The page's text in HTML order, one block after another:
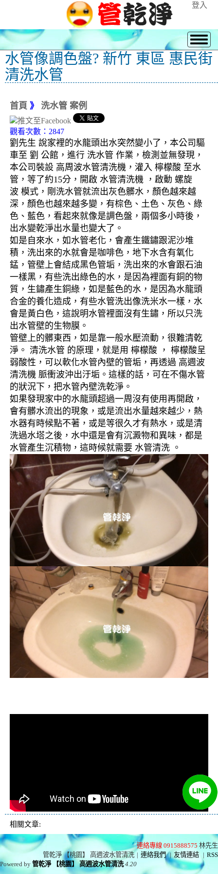
登入
水管像調色盤? 新竹 東區 惠民街
清洗水管
首頁 》 洗水管 案例
觀看次數：2847
劉先生 說家裡的水龍頭出水突然變小了，本公司驅
車至 劉 公館，進行 洗水管 作業，檢測並無發現，
本公司裝設 高周波水管清洗機，灌入 檸檬酸 至水
管，等了約15分，開啟 水管清洗機 ，啟動 螺旋
波 模式，剛洗水管就流出灰色髒水，顏色越來越
深，顏色也越來越多變，有棕色、土色、灰色、綠
色、藍色，看起來就像是調色盤，兩個多小時後，
出水變乾淨出水量也變大了。
如是自來水，如水管老化，會產生鐵鏽跟泥沙堆
積，洗出來的水就會是咖啡色，地下水含有氧化
錳，管壁上會結成黑色管垢，洗出來的水會跟石油
一樣黑，有些洗出綠色的水，是因為裡面有銅的物
質，生鏽產生銅綠，如是藍色的水，是因為水龍頭
合金的養化造成，有些水管洗出像洗米水一樣，水
會是黃白色，這說明水管裡面沒有生鏽，所以只洗
出水管壁的生物膜。
管壁上的髒東西，如是靠一般水壓流動，很難清乾
淨。 清洗水管 的原理，就是用 檸檬酸 ， 檸檬酸呈
弱酸性，可以軟化水管內壁的管垢，再透過 高週波
清洗機 脈衝波沖出汙垢。這樣的話，可在不傷水管
的狀況下，把水管內壁洗乾淨。
如果發現家中的水龍頭超過一周沒有使用再開啟，
會有髒水流出的現象，或是流出水量越來越少，熱
水器有時候點不著，或是等很久才有熱水，或是清
洗過水塔之後，水中還是會有沉澱物和異味，都是
水管產生沉積物，這時候就需要 水管清洗 。
相關文章:
連絡專線 0915888575 林先生
管乾淨 【桃園】 高週波水管清洗 | 連絡我們 | 友情連結 | RSS
Powered by管乾淨 【桃園】 高週波水管清洗 4.20